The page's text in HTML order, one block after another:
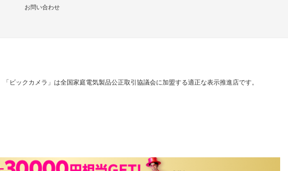
お問い合わせ
「ビックカメラ」は全国家庭電気製品公正取引協議会に加盟する適正な表示推進店です。